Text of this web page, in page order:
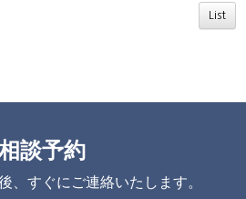
List
談予約
、すぐにご連絡いたします。